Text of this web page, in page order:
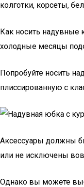
колготки, корсеты,
Как носить
холодные месяцы
Попробуйте носить
плиссированную с
Аксессуары должны
или не исключены
Однако вы можете